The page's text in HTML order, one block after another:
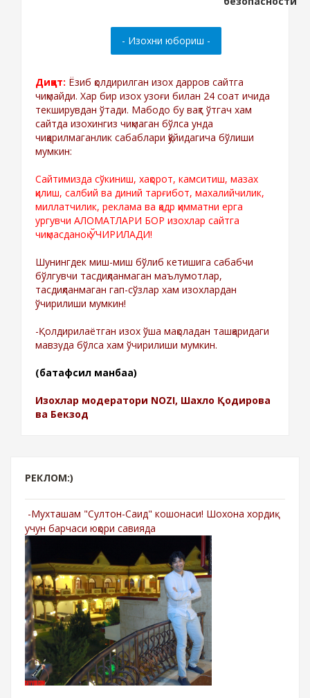
Диққат: Ёзиб қолдирилган изох дарров сайтга
чиқмайди. Хар бир изох узоғи билан 24 соат ичида
текширувдан ўтади. Мабодо бу вақт ўтгач хам
сайтда изохингиз чиқмаган бўлса унда
чиқарилмаганлик сабаблари қўйидагича бўлиши
мумкин:
Сайтимизда сўкиниш, хақорот, камситиш, мазах
қилиш, салбий ва диний тарғибот, махалийчилик,
миллатчилик, реклама ва қадр қимматни ерга
ургувчи АЛОМАТЛАРИ БОР изохлар сайтга
чиқмасданоқ ЎЧИРИЛАДИ!
Шунингдек миш-миш бўлиб кетишига сабабчи
бўлгувчи тасдиқланмаган маълумотлар,
тасдиқланмаган гап-сўзлар хам изохлардан
ўчирилиши мумкин!
-Қолдирилаётган изох ўша мақоладан ташқаридаги
мавзуда бўлса хам ўчирилиши мумкин.
(батафсил манбаа)
Изохлар модератори NOZI, Шахло Қодирова
ва Бекзод
РЕКЛОМ:)
-Мухташам "Султон-Саид" кошонаси! Шохона хордиқ
учун барчаси юқори савияда